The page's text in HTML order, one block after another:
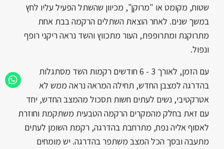
שטוח, מקומט או "מרוקן", מכיוון שהשתל הפעיל עליו לחץ
במשך שנים. לאחר הוצאת השתלים הרקמה בבת אחת
מתרוקנת ומתרופפת, העור מתכווץ והשד נראה ריקני רופף
ונפול.
עם הזמן, לאורך 3 - 6 חודשים רקמות השד מסתגלות
בהדרגה למצבן החדש, תחילה המראה נראה ממש לא
אטרקטיבי, נשים לעתים חשות תסכול מהמצב החדש, יחד
עם זאת בחלק מהמקרים הרקמה הטבעית משתקמת וחוזרת
לאסוף אליה נפח, מתרחבת בהדרגה, רקמת השומן לעתים
מתעבה ובסך הכל המצב משתפר בהדרגה. יש מומחים